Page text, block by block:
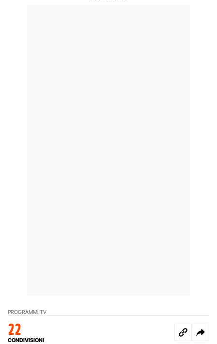
PROGRAMMI TV
22
CONDIVISIONI